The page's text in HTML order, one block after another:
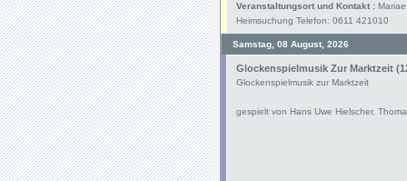
Veranstaltungsort und Kontakt :
Heimsuchung Telefon: 0611 421010
Samstag, 08 August, 2026
Glockenspielmusik Zur Marktzeit
Glockenspielmusik zur Marktzeit
gespielt von Hans Uwe Hielscher,